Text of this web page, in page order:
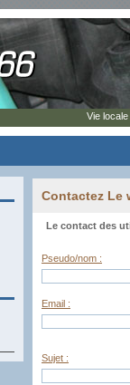
Contactez Le
Le contact des
Pseudo/nom :
Email :
Sujet :
Vie